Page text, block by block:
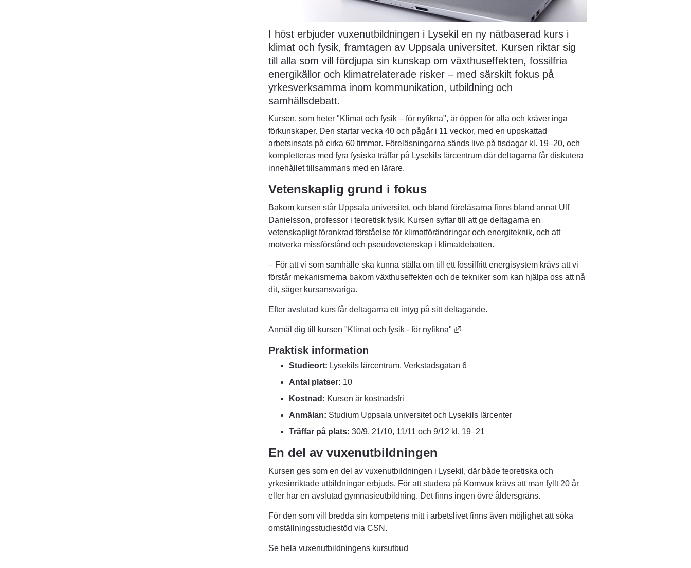
I höst erbjuder vuxenutbildningen i Lysekil en ny nätbaserad kurs i
klimat och fysik, framtagen av Uppsala universitet. Kursen riktar sig
till alla som vill fördjupa sin kunskap om växthuseffekten, fossilfria
energikällor och klimatrelaterade risker – med särskilt fokus på
yrkesverksamma inom kommunikation, utbildning och
samhällsdebatt.
Kursen, som heter "Klimat och fysik – för nyfikna", är öppen för alla och kräver inga
förkunskaper. Den startar vecka 40 och pågår i 11 veckor, med en uppskattad
arbetsinsats på cirka 60 timmar. Föreläsningarna sänds live på tisdagar kl. 19–20, och
kompletteras med fyra fysiska träffar på Lysekils lärcentrum där deltagarna får diskutera
innehållet tillsammans med en lärare.
Vetenskaplig grund i fokus
Bakom kursen står Uppsala universitet, och bland föreläsarna finns bland annat Ulf
Danielsson, professor i teoretisk fysik. Kursen syftar till att ge deltagarna en
vetenskapligt förankrad förståelse för klimatförändringar och energiteknik, och att
motverka missförstånd och pseudovetenskap i klimatdebatten.
– För att vi som samhälle ska kunna ställa om till ett fossilfritt energisystem krävs att vi
förstår mekanismerna bakom växthuseffekten och de tekniker som kan hjälpa oss att nå
dit, säger kursansvariga.
Efter avslutad kurs får deltagarna ett intyg på sitt deltagande.
Anmäl dig till kursen "Klimat och fysik - för nyfikna" Länk till annan webbplats, öppnas i nytt fönster.
Praktisk information
Studieort: Lysekils lärcentrum, Verkstadsgatan 6
Antal platser: 10
Kostnad: Kursen är kostnadsfri
Anmälan: Studium Uppsala universitet och Lysekils lärcenter
Träffar på plats: 30/9, 21/10, 11/11 och 9/12 kl. 19–21
En del av vuxenutbildningen
Kursen ges som en del av vuxenutbildningen i Lysekil, där både teoretiska och
yrkesinriktade utbildningar erbjuds. För att studera på Komvux krävs att man fyllt 20 år
eller har en avslutad gymnasieutbildning. Det finns ingen övre åldersgräns.
För den som vill bredda sin kompetens mitt i arbetslivet finns även möjlighet att söka
omställningsstudiestöd via CSN.
Se hela vuxenutbildningens kursutbud